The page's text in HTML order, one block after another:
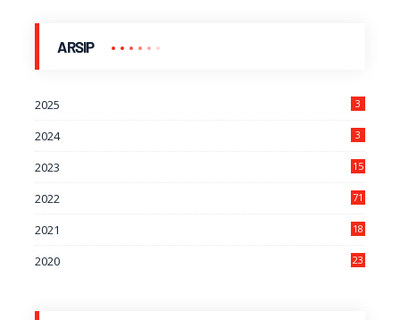
ARSIP
2025 3
2024 3
2023 15
2022 71
2021
18
2020
23